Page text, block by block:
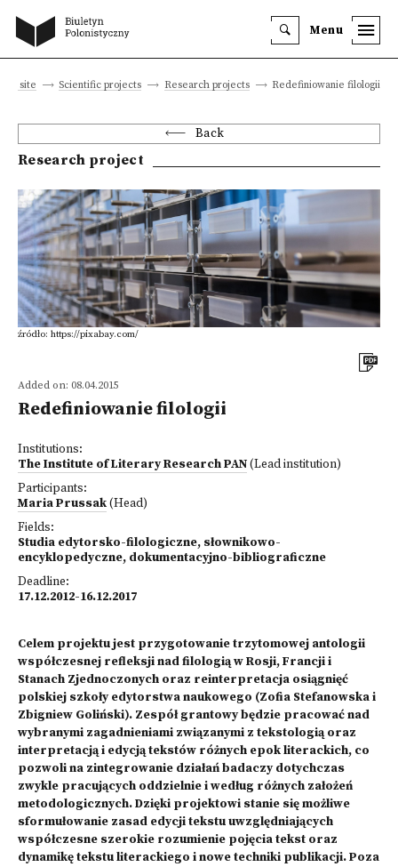
Menu
site Scientific projects Research projects Redefiniowanie filologii
Back
Research project
źródło: https://pixabay.com/
Added on: 08.04.2015
Redefiniowanie filologii
Institutions:
The Institute of Literary Research PAN(Lead institution)
Participants:
Maria Prussak(Head)
Fields:
Studia edytorsko-filologiczne, słownikowo-
encyklopedyczne, dokumentacyjno-bibliograficzne
Deadline:
17.12.2012-16.12.2017
Celem projektu jest przygotowanie trzytomowej antologii
współczesnej refleksji nad filologią w Rosji, Francji i
Stanach Zjednoczonych oraz reinterpretacja osiągnięć
polskiej szkoły edytorstwa naukowego (Zofia Stefanowska i
Zbigniew Goliński). Zespół grantowy będzie pracować nad
wybranymi zagadnieniami związanymi z tekstologią oraz
interpretacją i edycją tekstów różnych epok literackich, co
pozwoli na zintegrowanie działań badaczy dotychczas
zwykle pracujących oddzielnie i według różnych założeń
metodologicznych. Dzięki projektowi stanie się możliwe
sformułowanie zasad edycji tekstu uwzględniających
współczesne szerokie rozumienie pojęcia tekst oraz
dynamikę tekstu literackiego i nowe techniki publikacji. Poza